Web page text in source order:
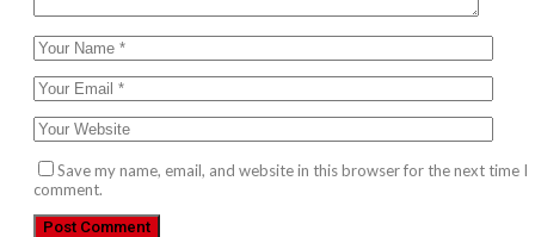
Save my name, email, and website in this browser for the next time I
comment.